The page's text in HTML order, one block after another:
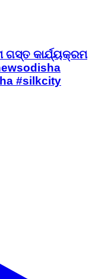
ଗସ୍ତ କାର୍ଯ୍ୟକ୍ରମ
#silkcity